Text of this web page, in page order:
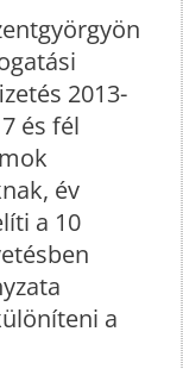
2013-
és fél
év
a 10
a